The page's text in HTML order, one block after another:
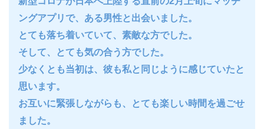
ングアプリで、ある男性と出会いました。
とても落ち着いていて、素敵な方でした。
そして、とても気の合う方でした。
少なくとも当初は、彼も私と同じように感じていたと
思います。
お互いに緊張しながらも、とても楽しい時間を過ごせ
ました。